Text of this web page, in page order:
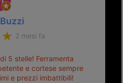
2 mesi fa
5 stelle! Ferramenta
e cortese sempre
e prezzi imbattibili!